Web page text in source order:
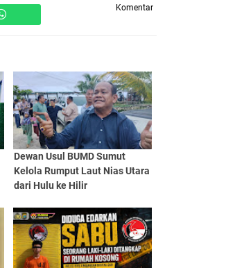
Komentar
Dewan Usul BUMD Sumut
Kelola Rumput Laut Nias Utara
dari Hulu ke Hilir